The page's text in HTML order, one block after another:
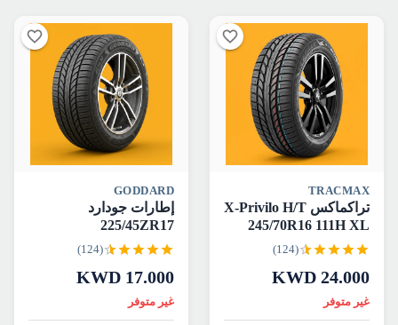
TRACMAX
تراكماكس X-Privilo H/T
245/70R16 111H XL
(124)
24.000
غير متوفر
GODDARD
إطارات جودارد
225/45ZR17
(124)
17.000
غير متوفر